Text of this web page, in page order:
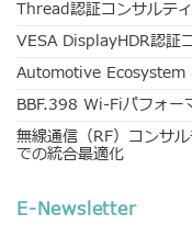
Thread認証コンサルテ
VESA DisplayHDR認証
Automotive
BBF.398 Wi-Fiパフォー
無線通信（RF）コンサ
での統合最適化
E-Newsletter